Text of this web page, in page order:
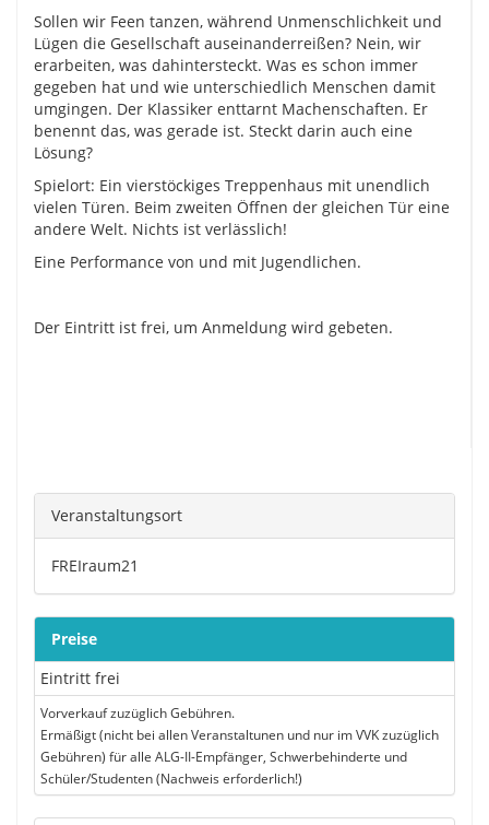
Sollen wir Feen tanzen, während Unmenschlichkeit und
Lügen die Gesellschaft auseinanderreißen? Nein, wir
erarbeiten, was dahintersteckt. Was es schon immer
gegeben hat und wie unterschiedlich Menschen damit
umgingen. Der Klassiker enttarnt Machenschaften. Er
benennt das, was gerade ist. Steckt darin auch eine
Lösung?
Spielort: Ein vierstöckiges Treppenhaus mit unendlich
vielen Türen. Beim zweiten Öffnen der gleichen Tür eine
andere Welt. Nichts ist verlässlich!
Eine Performance von und mit Jugendlichen.
Der Eintritt ist frei, um Anmeldung wird gebeten.
Veranstaltungsort
FREIraum21
Preise
Eintritt frei
Vorverkauf zuzüglich Gebühren.
Ermäßigt (nicht bei allen Veranstaltunen und nur im VVK zuzüglich
Gebühren) für alle ALG-II-Empfänger, Schwerbehinderte und
Schüler/Studenten (Nachweis erforderlich!)